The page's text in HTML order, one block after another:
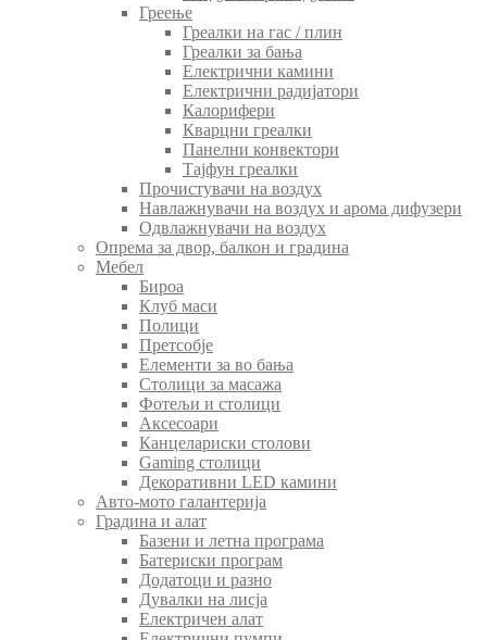
Греење
Греалки на гас / плин
Греалки за бања
Електрични камини
Електрични радијатори
Калорифери
Кварцни греалки
Панелни конвектори
Тајфун греалки
Прочистувачи на воздух
Навлажнувачи на воздух и арома дифузери
Одвлажнувачи на воздух
Опрема за двор, балкон и градина
Мебел
Бироа
Клуб маси
Полици
Претсобје
Елементи за во бања
Столици за масажа
Фотељи и столици
Аксесоари
Канцелариски столови
Gaming столици
Декоративни LED камини
Авто-мото галантерија
Градина и алат
Базени и летна програма
Батериски програм
Додатоци и разно
Дувалки на лисја
Електричен алат